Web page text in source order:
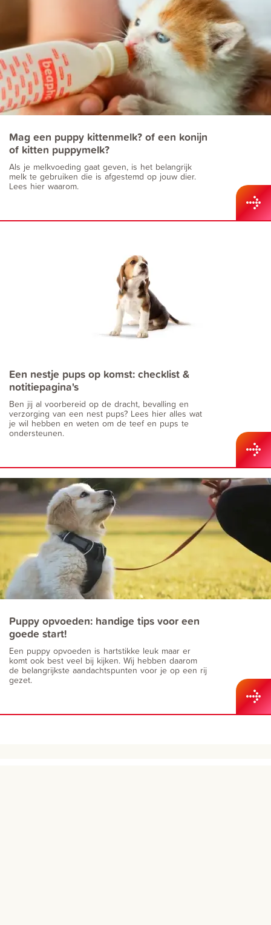
Mag een puppy kittenmelk? of een konijn
of kitten puppymelk?
Als je melkvoeding gaat geven, is het belangrijk
melk te gebruiken die is afgestemd op jouw dier.
Lees hier waarom.
Een nestje pups op komst: checklist &
notitiepagina's
Ben jij al voorbereid op de dracht, bevalling en
verzorging van een nest pups? Lees hier alles wat
je wil hebben en weten om de teef en pups te
ondersteunen.
Puppy opvoeden: handige tips voor een
goede start!
Een puppy opvoeden is hartstikke leuk maar er
komt ook best veel bij kijken. Wij hebben daarom
de belangrijkste aandachtspunten voor je op een rij
gezet.